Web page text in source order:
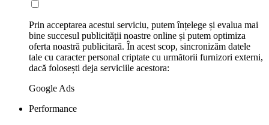
Prin acceptarea acestui serviciu, putem înțelege și evalua mai
bine succesul publicității noastre online și putem optimiza
oferta noastră publicitară. În acest scop, sincronizăm datele
tale cu caracter personal criptate cu următorii furnizori externi,
dacă folosești deja serviciile acestora:
Google Ads
Performance